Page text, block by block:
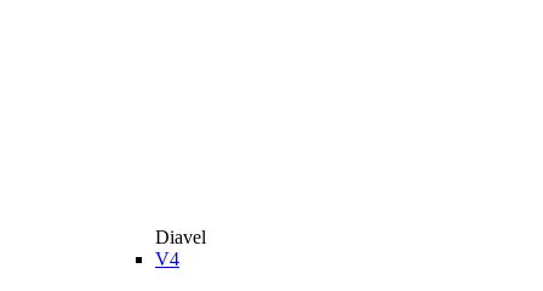
Diavel
V4